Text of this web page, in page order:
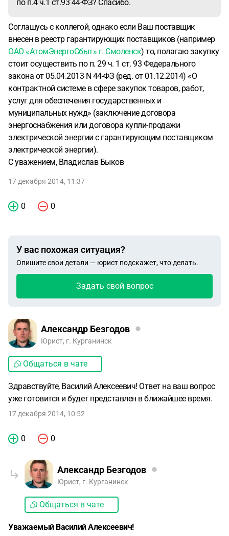
по п.4 ч.1 ст.93 44-ФЗ? Спасибо.
Соглашусь с коллегой, однако если Ваш поставщик
внесен в реестр гарантирующих поставщиков (например
ОАО «АтомЭнергоСбыт» г. Смоленск) то, полагаю закупку
стоит осуществить по п. 29 ч. 1 ст. 93 Федерального
закона от 05.04.2013 N 44-ФЗ (ред. от 01.12.2014) «О
контрактной системе в сфере закупок товаров, работ,
услуг для обеспечения государственных и
муниципальных нужд» (заключение договора
энергоснабжения или договора купли-продажи
электрической энергии с гарантирующим поставщиком
электрической энергии).
С уважением, Владислав Быков
17 декабря 2014, 11:37
0 0
У вас похожая ситуация?
Опишите свои детали — юрист подскажет, что делать.
Задать свой вопрос
Александр Безгодов
Юрист, г. Курганинск
Общаться в чате
Здравствуйте, Василий Алексеевич! Ответ на ваш вопрос
уже готовится и будет представлен в ближайшее время.
17 декабря 2014, 10:52
0 0
Александр Безгодов
Юрист, г. Курганинск
Общаться в чате
Уважаемый Василий Алексеевич!